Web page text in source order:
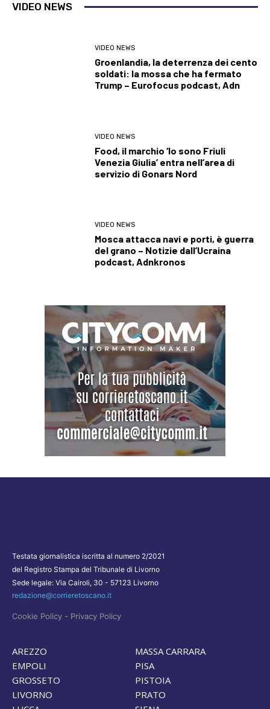
VIDEO NEWS
VIDEO NEWS
Groenlandia, la deterrenza dei cento
soldati: la mossa che ha fermato
Trump – Eurofocus podcast, Adn
VIDEO NEWS
Food, il marchio ‘Io sono Friuli
Venezia Giulia’ entra nell’area di
servizio di Gonars Nord
VIDEO NEWS
Mosca attacca navi e porti, è guerra
del grano – Notizie dall’Ucraina
podcast, Adnkronos
Testata giornalistica iscritta al numero 2/2021
del Registro Stampa del Tribunale di Livorno
Sede legale: Via Cairoli, 30 - 57123 Livorno
redazione@corrieretoscano.it
Cookie Policy - Privacy Policy
AREZZO
EMPOLI
GROSSETO
LIVORNO
MASSA CARRARA
PISA
PISTOIA
PRATO